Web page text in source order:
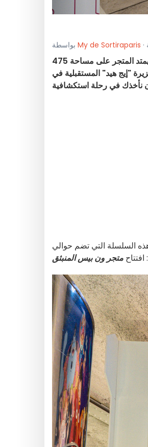
My de Sortiraparis
يحتفل ون بيس بالذكرى الـ25 لتأسيسه بافتتاح بوتيك استثنائي غامر من 19 أكتوبر إلى 3 نوفمبر. يمتد المتجر على مساحة 475
"إيج هيد" المستقبلية في
السلسلة التي تضم حوالي
: افتتاح متجر ون بيس المنبثق